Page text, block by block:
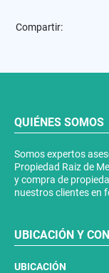
Compartir:
QUIÉNES SOMOS
Somos expertos
Propiedad Raiz de
y compra de
nuestros clientes en
UBICACIÓN Y
UBICACIÓN